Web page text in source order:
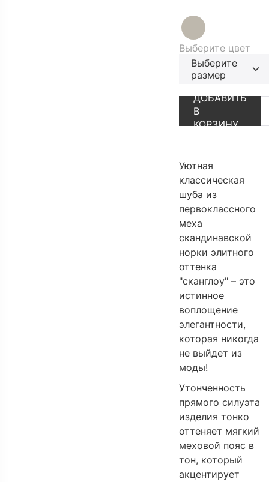
ПЕРЕЙТИ В
Выберите цвет
Выберите
размер
ДОБАВИТЬ
В
КОРЗИНУ
Уютная
классическая
шуба из
первоклассного
меха
скандинавской
норки элитного
оттенка
"сканглоу" – это
истинное
воплощение
элегантности,
которая никогда
не выйдет из
моды!
Утонченность
прямого силуэта
изделия тонко
оттеняет мягкий
меховой пояс в
тон, который
акцентирует